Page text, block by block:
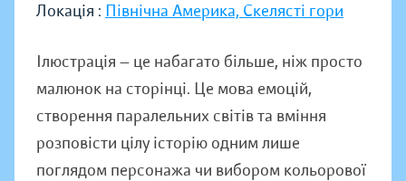
Локація : Північна Америка, Скелясті гори
Ілюстрація — це набагато більше, ніж просто
малюнок на сторінці. Це мова емоцій,
створення паралельних світів та вміння
розповісти цілу історію одним лише
поглядом персонажа чи вибором кольорової